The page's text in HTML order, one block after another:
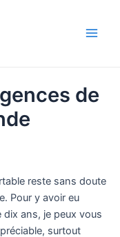
de
reste sans doute
Pour y avoir eu
ans, je peux vous
surtout